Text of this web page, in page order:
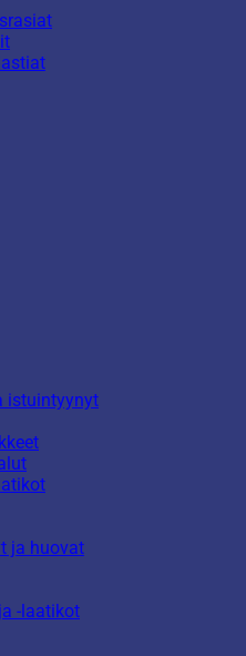
istuintyynyt
ja huovat
-laatikot